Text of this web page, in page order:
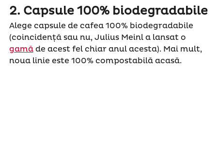
2. Capsule 100% biodegradabile
Alege capsule de cafea 100% biodegradabile
(coincidență sau nu, Julius Meinl a lansat o
gamăde acest fel chiar anul acesta). Mai mult,
noua linie este 100% compostabilă acasă.